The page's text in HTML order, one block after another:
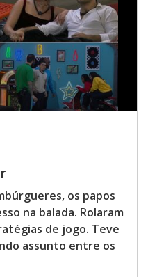
os papos
na balada. Rolaram
de jogo. Teve
assunto entre os